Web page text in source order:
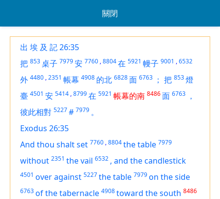
關閉
出 埃 及 記 26:35
把 853桌子 7979安 7760 ,8804在 5921 幔子 9001 ,6532
外 4480 ,2351 帳幕 4908 的北 6828面 6763 ； 把 853燈
臺 4501 安 5414 ,8799在 5921 帳幕的南 8486面 6763 ，
彼此相對 5227# 7979 。
Exodus 26:35
And thou shalt set 7760 ,8804the table 7979
without 2351 the vail 6532 , and the candlestick
4501 over against 5227the table 7979on the side
6763of the tabernacle 4908toward the south 8486